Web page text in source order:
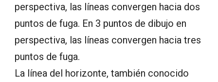
perspectiva, las líneas convergen hacia dos
puntos de fuga. En 3 puntos de dibujo en
perspectiva, las líneas convergen hacia tres
puntos de fuga.
La línea del horizonte, también conocido